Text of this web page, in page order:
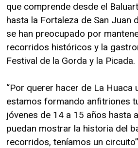
que comprende desde el
hasta la Fortaleza de San Juan
se han preocupado por
recorridos históricos y la
Festival de la Gorda y la Picada.
“Por querer hacer de La Huaca
estamos formando anfitriones
jóvenes de 14 a 15 años hasta
puedan mostrar la historia del
recorridos, teníamos un